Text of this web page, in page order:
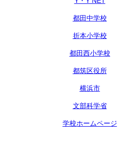
都田中学校
折本小学校
都田西小学校
都筑区役所
横浜市
文部科学省
学校ホームページ